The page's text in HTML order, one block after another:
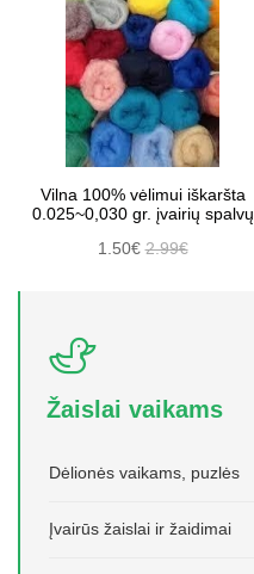
Vilna 100% vėlimui iškaršta
0.025~0,030 gr. įvairių spalvų
1.50€2.99€
Žaislai vaikams
Dėlionės vaikams, puzlės
Įvairūs žaislai ir žaidimai